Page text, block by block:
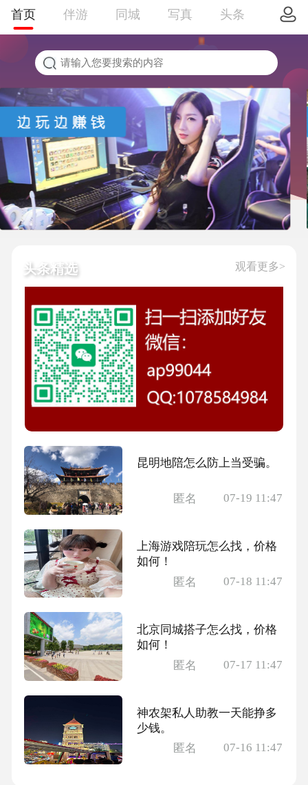
首页 伴游 同城 写真 头条
头条精选 观看更多>
昆明地陪怎么防上当受骗。
匿名 07-19 11:47
上海游戏陪玩怎么找，价格
如何！
匿名
07-18 11:47
北京同城搭子怎么找，价格
如何！
匿名
07-17 11:47
神农架私人助教一天能挣多
少钱。
匿名
07-16 11:47